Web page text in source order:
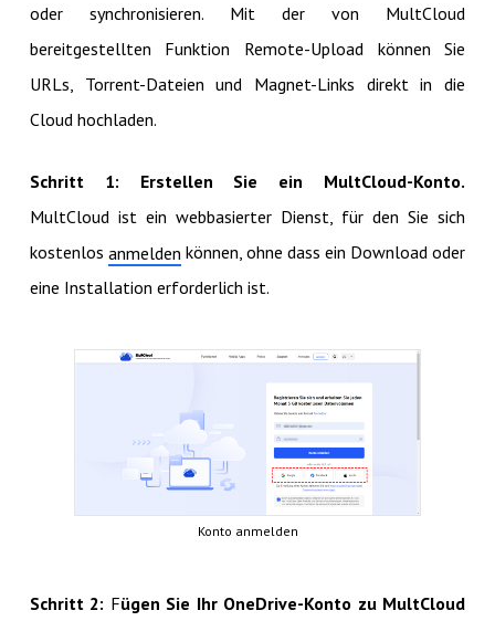
oder synchronisieren. Mit der von MultCloud
bereitgestellten Funktion Remote-Upload können Sie
URLs, Torrent-Dateien und Magnet-Links direkt in die
Cloud hochladen.
Schritt 1: Erstellen Sie ein MultCloud-Konto.
MultCloud ist ein webbasierter Dienst, für den Sie sich
kostenlos anmelden können, ohne dass ein Download oder
eine Installation erforderlich ist.
Konto anmelden
Schritt 2: Fügen Sie Ihr OneDrive-Konto zu MultCloud